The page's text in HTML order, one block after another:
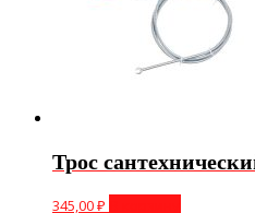
Трос
345,00₽